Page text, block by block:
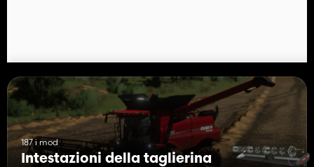
187 i mod
Intestazioni della taglierina